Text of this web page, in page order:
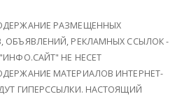
РАЗМЕЩЕННЫХ
ОБЪЯВЛЕНИЙ, РЕКЛАМНЫХ ССЫЛОК -
НЕ НЕСЕТ
МАТЕРИАЛОВ ИНТЕРНЕТ-
ГИПЕРССЫЛКИ. НАСТОЯЩИЙ